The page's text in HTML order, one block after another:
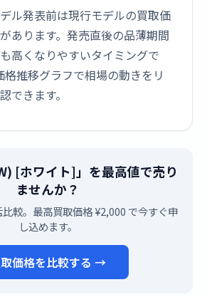
ル発表前は現行モデルの買取価
あります。発売直後の品薄期間
高くなりやすいタイミングで
格推移グラフで相場の動きをリ
できます。
[ホワイト]」を最高値で売り
ませんか？
較。最高買取価格 ¥2,000 で今すぐ申
し込めます。
価格を比較する →